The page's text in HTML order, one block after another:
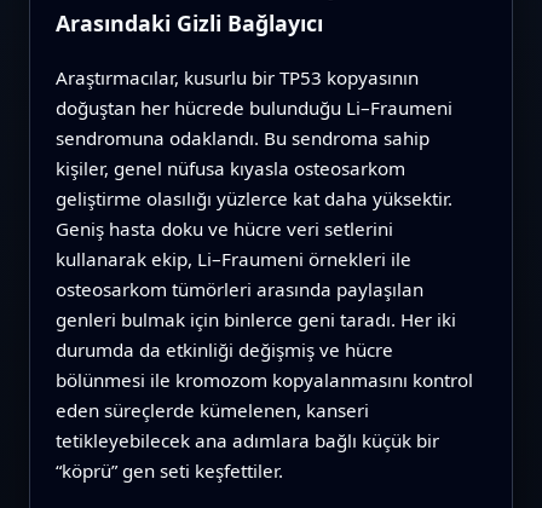
Arasındaki Gizli Bağlayıcı
Araştırmacılar, kusurlu bir TP53 kopyasının
doğuştan her hücrede bulunduğu Li–Fraumeni
sendromuna odaklandı. Bu sendroma sahip
kişiler, genel nüfusa kıyasla osteosarkom
geliştirme olasılığı yüzlerce kat daha yüksektir.
Geniş hasta doku ve hücre veri setlerini
kullanarak ekip, Li–Fraumeni örnekleri ile
osteosarkom tümörleri arasında paylaşılan
genleri bulmak için binlerce geni taradı. Her iki
durumda da etkinliği değişmiş ve hücre
bölünmesi ile kromozom kopyalanmasını kontrol
eden süreçlerde kümelenen, kanseri
tetikleyebilecek ana adımlara bağlı küçük bir
“köprü” gen seti keşfettiler.